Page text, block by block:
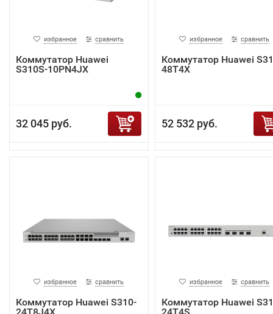
избранное сравнить
Коммутатор Huawei
S310S-10PN4JX
32 045 руб.
избранное сравнить
Коммутатор Huawei
48T4X
52 532 руб.
избранное сравнить
Коммутатор Huawei S310-
избранное сравнить
Коммутатор Huawei